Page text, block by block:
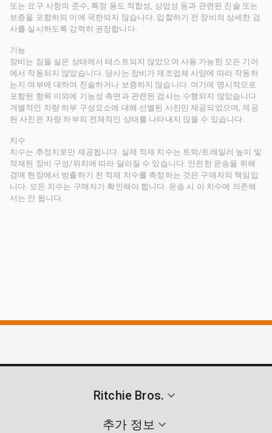
또는 요구 사항의 준수, 특정 용도 적합성, 상업성 등과 관련된 진술 또는
보증을 포함하되 이에 국한되지 않습니다. 입찰하기 전 장비의 상세한 검
사를 실시하도록 강력히 권장합니다.
기능
장비는 짐을 실은 상태에서 테스트되지 않았으며 사용 가능한 모든 기어
에서 작동되지 않았습니다. 당사는 장비가 제조업체 사양에 따라 작동하
는지 여부에 대하여 진술하거나 보증하지 않습니다. 여기에 명시적으로
포함된 항목 이외에 기능성 측면과 관련된 검사는 수행되지 않았습니다.
개별적인 차량 하부 구성요소에 대해 선별된 사진만 제공되었으며, 제공
된 사진은 차량 하부의 전체적인 상태를 나타내지 않을 수 있습니다.
치수
치수는 추정치로만 제공됩니다. 실제 적재 치수는 트럭/트레일러 높이 및
적재된 장비 구성/위치에 따라 달라질 수 있습니다. 안전한 운송을 위해
경매 현장에서 방출하기 전 적재 치수를 측정하는 것은 구매자의 책임입
니다. 모든 치수는 구매자가 확인해야 합니다. 운송 시 이 치수에 의존해
서는 안 됩니다.
Ritchie Bros.
추가 정보